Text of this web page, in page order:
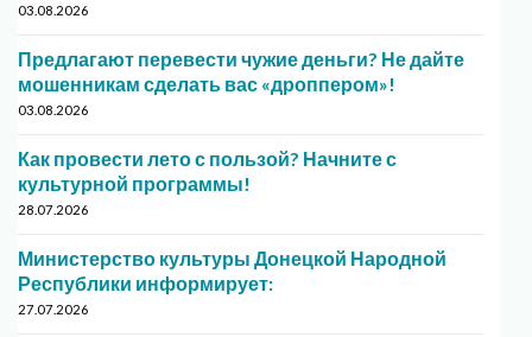
03.08.2026
Предлагают перевести чужие деньги? Не дайте
мошенникам сделать вас «дроппером»!
03.08.2026
Как провести лето с пользой? Начните с
культурной программы!
28.07.2026
Министерство культуры Донецкой Народной
Республики информирует:
27.07.2026